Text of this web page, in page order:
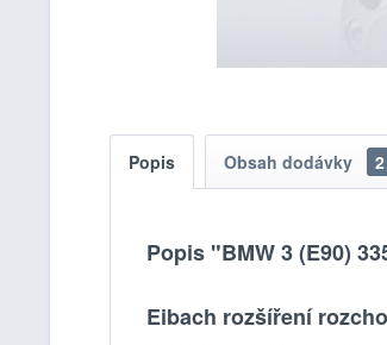
Popis Obsah dodávky 2
Popis "BMW 3 (E90)
Eibach rozšíření